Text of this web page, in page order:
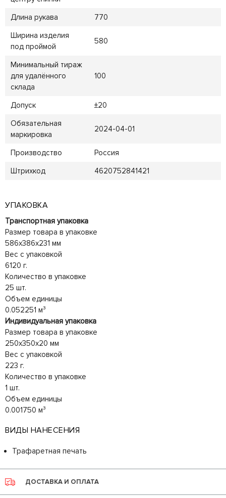
Длина рукава
770
Ширина изделия
под проймой
580
Минимальный тираж
для удалённого
склада
100
Допуск
±20
Обязательная
маркировка
2024-04-01
Производство
Россия
Штрихкод
4620752841421
УПАКОВКА
Транспортная упаковка
Размер товара в упаковке
586x386x231 мм
Вес с упаковкой
6120 г.
Количество в упаковке
25 шт.
Объем единицы
0.052251 м³
Индивидуальная упаковка
Размер товара в упаковке
250x350x20 мм
Вес с упаковкой
223 г.
Количество в упаковке
1 шт.
Объем единицы
0.001750 м³
ВИДЫ НАНЕСЕНИЯ
Трафаретная печать
ДОСТАВКА И ОПЛАТА